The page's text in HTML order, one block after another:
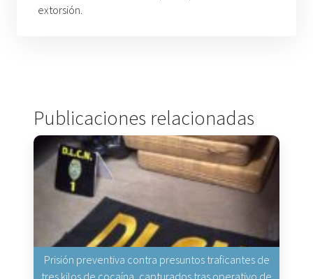
extorsión.
Publicaciones relacionadas
Prisión preventiva contra presuntos traficantes de